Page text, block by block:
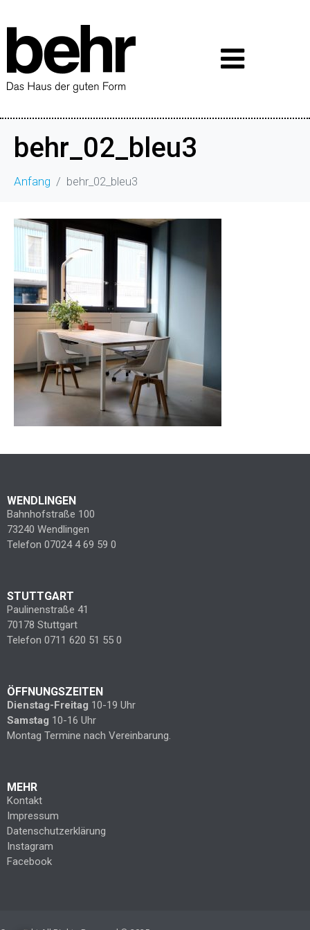
behr_02_bleu3
Anfang behr_02_bleu3
WENDLINGEN
Bahnhofstraße 100
73240 Wendlingen
Telefon 07024 4 69 59 0
STUTTGART
Paulinenstraße 41
70178 Stuttgart
Telefon 0711 620 51 55 0
ÖFFNUNGSZEITEN
Dienstag-Freitag 10-19 Uhr
Samstag 10-16 Uhr
Montag Termine nach Vereinbarung.
MEHR
Kontakt
Impressum
Datenschutzerklärung
Instagram
Facebook